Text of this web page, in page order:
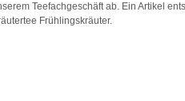
Teefachgeschäft ab. Ein Artikel
Frühlingskräuter.